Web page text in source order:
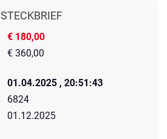
STECKBRIEF
€ 180,00
€ 360,00
01.04.2025 , 20:51:43
6824
01.12.2025